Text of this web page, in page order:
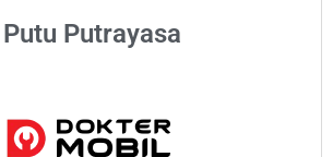
Putu Putrayasa